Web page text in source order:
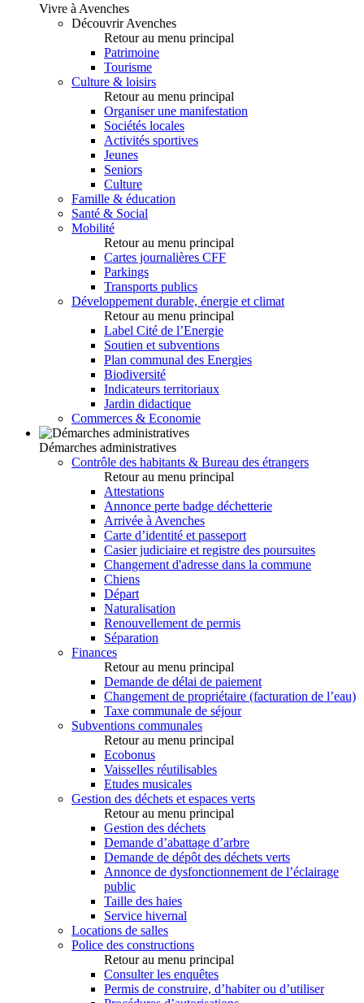
Vivre à Avenches
Découvrir Avenches
Retour au menu principal
Patrimoine
Tourisme
Culture & loisirs
Retour au menu principal
Organiser une manifestation
Sociétés locales
Activités sportives
Jeunes
Seniors
Culture
Famille & éducation
Santé & Social
Mobilité
Retour au menu principal
Cartes journalières CFF
Parkings
Transports publics
Développement durable, énergie et climat
Retour au menu principal
Label Cité de l’Energie
Soutien et subventions
Plan communal des Energies
Biodiversité
Indicateurs territoriaux
Jardin didactique
Commerces & Economie
Démarches administratives
Contrôle des habitants & Bureau des étrangers
Retour au menu principal
Attestations
Annonce perte badge déchetterie
Arrivée à Avenches
Carte d’identité et passeport
Casier judiciaire et registre des poursuites
Changement d'adresse dans la commune
Chiens
Départ
Naturalisation
Renouvellement de permis
Séparation
Finances
Retour au menu principal
Demande de délai de paiement
Changement de propriétaire (facturation de l’eau)
Taxe communale de séjour
Subventions communales
Retour au menu principal
Ecobonus
Vaisselles réutilisables
Etudes musicales
Gestion des déchets et espaces verts
Retour au menu principal
Gestion des déchets
Demande d’abattage d’arbre
Demande de dépôt des déchets verts
Annonce de dysfonctionnement de l’éclairage
public
Taille des haies
Service hivernal
Locations de salles
Police des constructions
Retour au menu principal
Consulter les enquêtes
Permis de construire, d’habiter ou d’utiliser